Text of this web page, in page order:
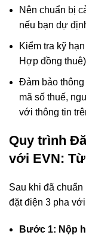
Nên chuẩn bị
nếu bạn dự
Kiểm tra kỹ
Hợp đồng
Đảm bảo thông
mã số thuế,
với thông tin
Quy trình
với EVN:
Sau khi đã
đặt điện 3 pha
Bước 1: Nộp